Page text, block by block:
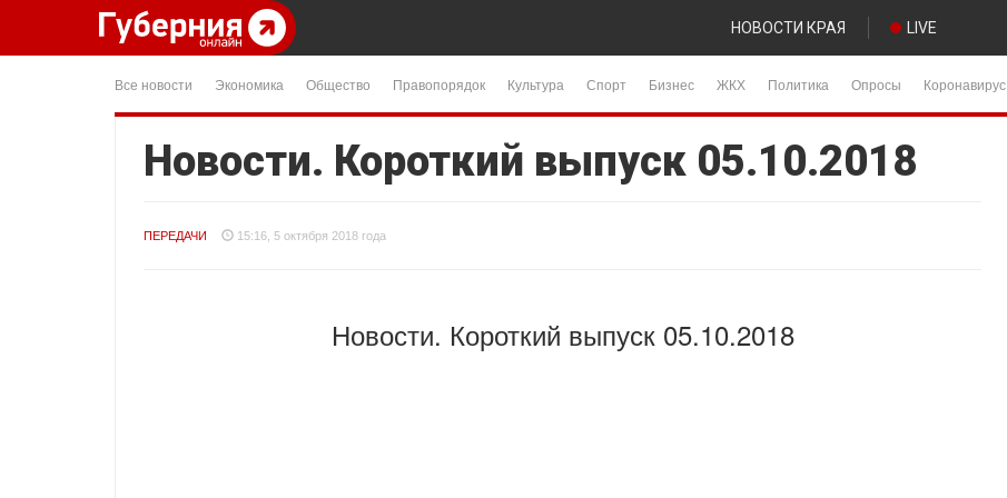
НОВОСТИ КРАЯ LIVE
Все новости Экономика Общество Правопорядок Культура Спорт Бизнес ЖКХ Политика Опросы Коронавирус
Новости. Короткий выпуск 05.10.2018
ПЕРЕДАЧИ 15:16, 5 октября 2018 года
Новости. Короткий выпуск 05.10.2018